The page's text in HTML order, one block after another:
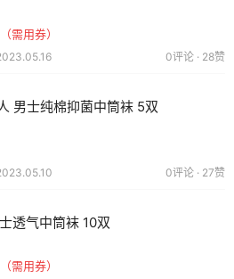
需用券）
0评论 · 28赞
男士纯棉抑菌中筒袜 5双
0评论 · 27赞
透气中筒袜 10双
需用券）